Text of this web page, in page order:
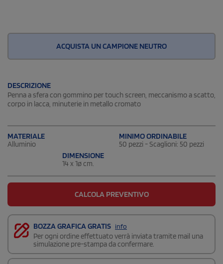
ACQUISTA UN CAMPIONE NEUTRO
DESCRIZIONE
Penna a sfera con gommino per touch screen, meccanismo a scatto,
corpo in lacca, minuterie in metallo cromato
MATERIALE
Alluminio
MINIMO ORDINABILE
50 pezzi - Scaglioni: 50 pezzi
DIMENSIONE
14 x 1ø cm.
CALCOLA PREVENTIVO
BOZZA GRAFICA GRATIS info
Per ogni ordine effettuato verrà inviata tramite mail una
simulazione pre-stampa da confermare.